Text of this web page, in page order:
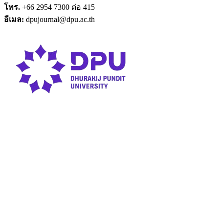
โทร. +66 2954 7300 ต่อ 415
อีเมล: dpujournal@dpu.ac.th